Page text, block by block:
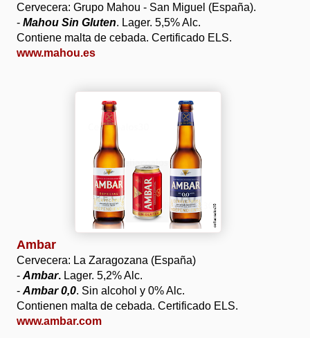
Cervecera: Grupo Mahou - San Miguel (España).
- Mahou Sin Gluten. Lager. 5,5% Alc.
Contiene malta de cebada. Certificado ELS.
www.mahou.es
Ambar
Cervecera: La Zaragozana (España)
- Ambar. Lager. 5,2% Alc.
- Ambar 0,0. Sin alcohol y 0% Alc.
Contienen malta de cebada. Certificado ELS.
www.ambar.com